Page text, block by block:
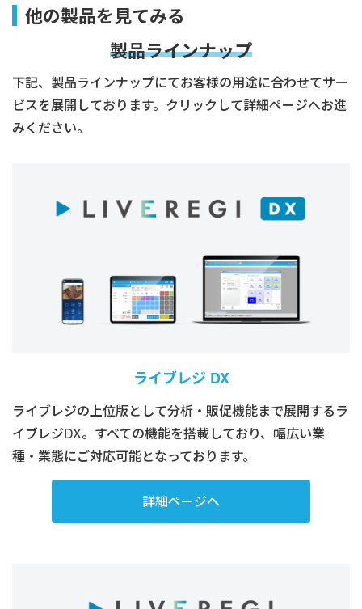
他の製品を見てみる
製品ラインナップ
下記、製品ラインナップにてお客様の用途に合わせてサー
ビスを展開しております。クリックして詳細ページへお進
みください。
ライブレジ DX
ライブレジの上位版として分析・販促機能まで展開するラ
イブレジDX。すべての機能を搭載しており、幅広い業
種・業態にご対応可能となっております。
詳細ページへ